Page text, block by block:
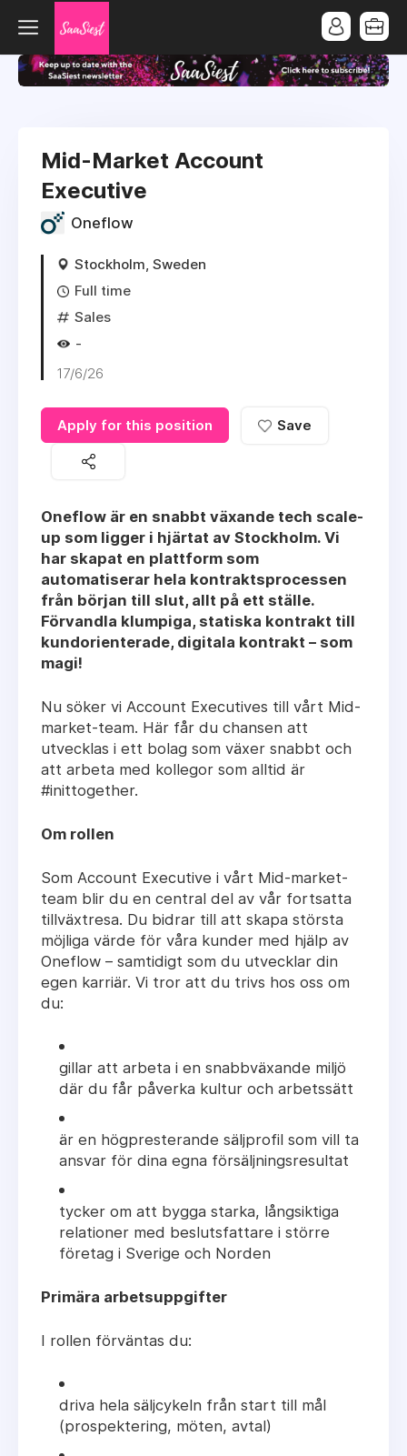
Mid-Market Account
Executive
Oneflow
Stockholm, Sweden
Full time
Sales
-
17/6/26
Apply for this position Save
Oneflow är en snabbt växande tech scale-
up som ligger i hjärtat av Stockholm. Vi
har skapat en plattform som
automatiserar hela kontraktsprocessen
från början till slut, allt på ett ställe.
Förvandla klumpiga, statiska kontrakt till
kundorienterade, digitala kontrakt – som
magi!
Nu söker vi Account Executives till vårt Mid-
market-team. Här får du chansen att
utvecklas i ett bolag som växer snabbt och
att arbeta med kollegor som alltid är
#inittogether.
Om rollen
Som Account Executive i vårt Mid-market-
team blir du en central del av vår fortsatta
tillväxtresa. Du bidrar till att skapa största
möjliga värde för våra kunder med hjälp av
Oneflow – samtidigt som du utvecklar din
egen karriär. Vi tror att du trivs hos oss om
du:
gillar att arbeta i en snabbväxande miljö
där du får påverka kultur och arbetssätt
är en högpresterande säljprofil som vill ta
ansvar för dina egna försäljningsresultat
tycker om att bygga starka, långsiktiga
relationer med beslutsfattare i större
företag i Sverige och Norden
Primära arbetsuppgifter
I rollen förväntas du:
driva hela säljcykeln från start till mål
(prospektering, möten, avtal)